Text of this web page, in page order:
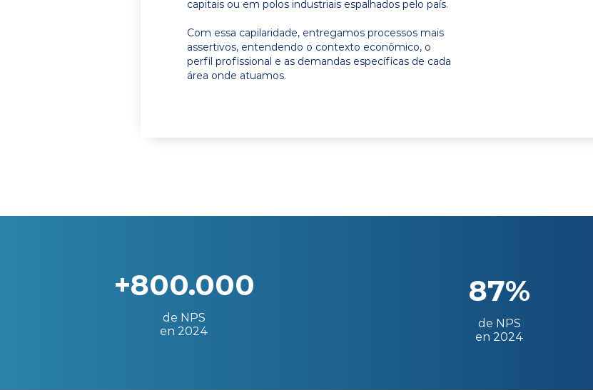
capitais ou em polos industriais espalhados pelo país.
Com essa capilaridade, entregamos processos mais
assertivos, entendendo o contexto econômico, o
perfil profissional e as demandas específicas de cada
área onde atuamos.
+800.000
de NPS
en 2024
87%
de NPS
en 2024